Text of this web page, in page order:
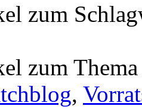
zum
zum
,